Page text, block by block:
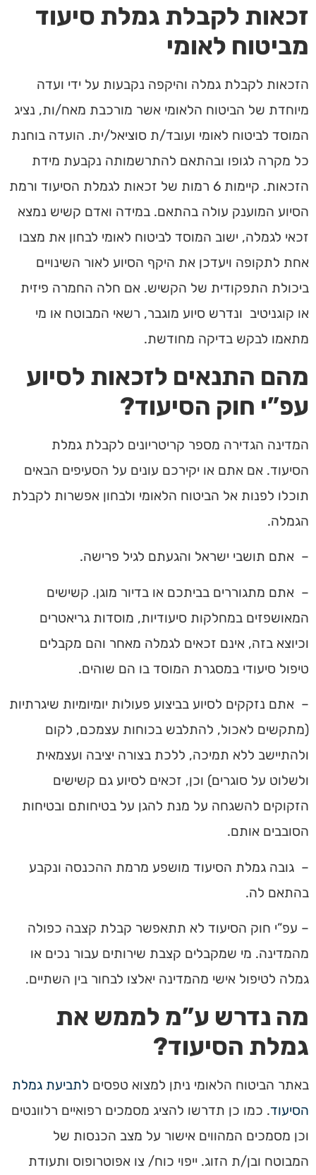
זכאות לקבלת גמלת סיעוד
מביטוח לאומי
הזכאות לקבלת גמלה והיקפה נקבעות על ידי ועדה
מיוחדת של הביטוח הלאומי אשר מורכבת מאח/ות, נציג
המוסד לביטוח לאומי ועובד/ת סוציאל/ית. הועדה בוחנת
כל מקרה לגופו ובהתאם להתרשמותה נקבעת מידת
הזכאות. קיימות 6 רמות של זכאות לגמלת הסיעוד ורמת
הסיוע המוענק עולה בהתאם. במידה ואדם קשיש נמצא
זכאי לגמלה, ישוב המוסד לביטוח לאומי לבחון את מצבו
אחת לתקופה ויעדכן את היקף הסיוע לאור השינויים
ביכולת התפקודית של הקשיש. אם חלה החמרה פיזית
או קוגניטיב ונדרש סיוע מוגבר, רשאי המבוטח או מי
מתאמו לבקש בדיקה מחודשת.
מהם התנאים לזכאות לסיוע
עפ”י חוק הסיעוד?
המדינה הגדירה מספר קריטריונים לקבלת גמלת
הסיעוד. אם אתם או יקירכם עונים על הסעיפים הבאים
תוכלו לפנות אל הביטוח הלאומי ולבחון אפשרות לקבלת
הגמלה.
– אתם תושבי ישראל והגעתם לגיל פרישה.
– אתם מתגוררים בביתכם או בדיור מוגן. קשישים
המאושפזים במחלקות סיעודיות, מוסדות גריאטרים
וכיוצא בזה, אינם זכאים לגמלה מאחר והם מקבלים
טיפול סיעודי במסגרת המוסד בו הם שוהים.
– אתם נזקקים לסיוע בביצוע פעולות יומיומיות שיגרתיות
(מתקשים לאכול, להתלבש בכוחות עצמכם, לקום
ולהתיישב ללא תמיכה, ללכת בצורה יציבה ועצמאית
ולשלוט על סוגרים) וכן, זכאים לסיוע גם קשישים
הזקוקים להשגחה על מנת להגן על בטיחותם ובטיחות
הסובבים אותם.
– גובה גמלת הסיעוד מושפע מרמת ההכנסה ונקבע
בהתאם לה.
– עפ”י חוק הסיעוד לא תתאפשר קבלת קצבה כפולה
מהמדינה. מי שמקבלים קצבת שירותים עבור נכים או
גמלה לטיפול אישי מהמדינה יאלצו לבחור בין השתיים.
מה נדרש ע”מ לממש את
גמלת הסיעוד?
באתר הביטוח הלאומי ניתן למצוא טפסים לתביעת גמלת
הסיעוד. כמו כן תדרשו להציג מסמכים רפואיים רלוונטים
וכן מסמכים המהווים אישור על מצב הכנסות של
המבוטח ובן/ת הזוג. ייפוי כוח/ צו אפוטרופוס ותעודת